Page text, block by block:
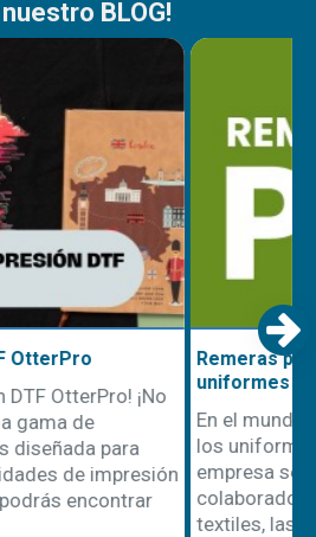
BLOG!
tu mejor opción para
primera impresión cuenta, y
papel clave en cómo una
ante sus clientes y
las diferentes alternativas
han logrado consolidarse